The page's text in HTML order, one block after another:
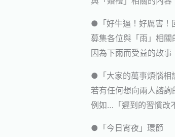
●「好牛逼！好厲害！
募集各位與「雨」相關
因為下雨而受益的故
●「大家的萬事煩惱相
若有任何想向兩人諮詢
例如…「遲到的習慣改
●「今日宵夜」環節